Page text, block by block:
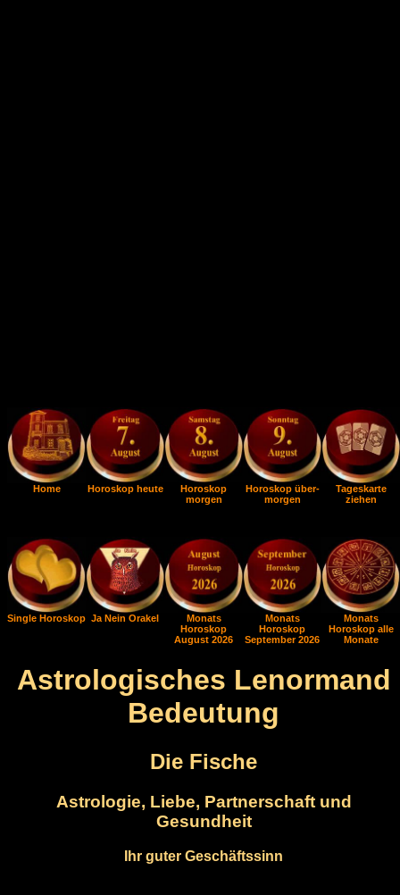
Home Horoskop heute
Horoskop
morgen
Horoskop über-
morgen
Tageskarte
ziehen
Single Horoskop Ja Nein Orakel
Monats
Horoskop
August 2026
Monats
Horoskop
September 2026
Monats
Horoskop alle
Monate
Astrologisches Lenormand
Bedeutung
Die Fische
Astrologie, Liebe, Partnerschaft und
Gesundheit
Ihr guter Geschäftssinn